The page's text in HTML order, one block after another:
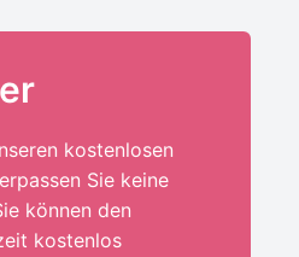
kostenlosen
Sie keine
können den
kostenlos